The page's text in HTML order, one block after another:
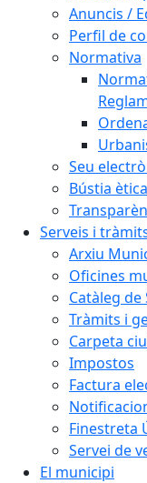
Anuncis /
Perfil de
Normativa
Seu
Bústia ètica
Serveis i
Arxiu
Oficines
Catàleg de
Tràmits i
Carpeta
Impostos
Factura
Finestreta
Servei de
El municipi